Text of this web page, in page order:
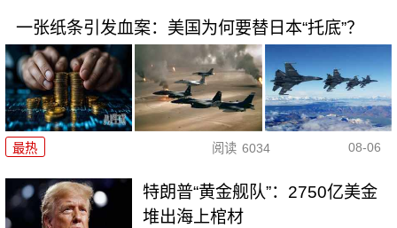
一张纸条引发血案：美国为何要替日本“托底”？
最热 阅读 6034 08-06
特朗普“黄金舰队”：2750亿美金
堆出海上棺材